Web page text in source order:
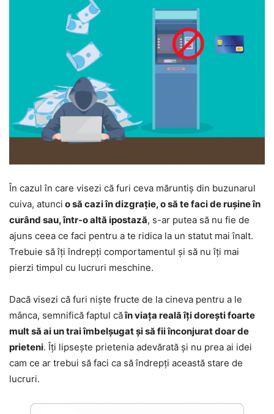
În cazul în care visezi că furi ceva măruntiș din buzunarul
cuiva, atunci o să cazi în dizgrație, o să te faci de rușine în
curând sau, într-o altă ipostază, s-ar putea să nu fie de
ajuns ceea ce faci pentru a te ridica la un statut mai înalt.
Trebuie să îți îndrepți comportamentul și să nu îți mai
pierzi timpul cu lucruri meschine.
Dacă visezi că furi niște fructe de la cineva pentru a le
mânca, semnifică faptul căîn viața reală îți dorești foarte
mult să ai un trai îmbelșugat și să fii înconjurat doar de
prieteni. Îți lipsește prietenia adevărată și nu prea ai idei
cam ce ar trebui să faci ca să îndrepți această stare de
lucruri.